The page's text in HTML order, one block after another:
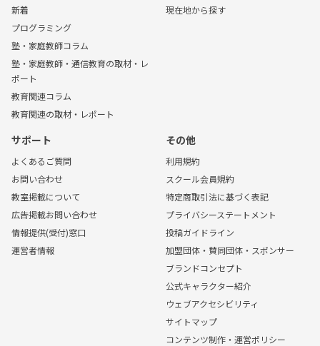
新着
プログラミング
塾・家庭教師コラム
塾・家庭教師・通信教育の取材・レ
ポート
教育関連コラム
教育関連の取材・レポート
現在地から探す
サポート
よくあるご質問
お問い合わせ
教室掲載について
広告掲載お問い合わせ
情報提供(受付)窓口
運営者情報
その他
利用規約
スクール会員規約
特定商取引法に基づく表記
プライバシーステートメント
投稿ガイドライン
加盟団体・賛同団体・スポンサー
ブランドコンセプト
公式キャラクター紹介
ウェブアクセシビリティ
サイトマップ
コンテンツ制作・運営ポリシー